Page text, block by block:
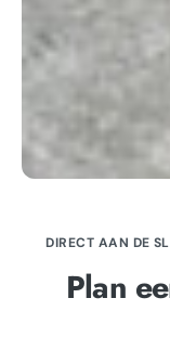
DIRECT AAN DE
Plan